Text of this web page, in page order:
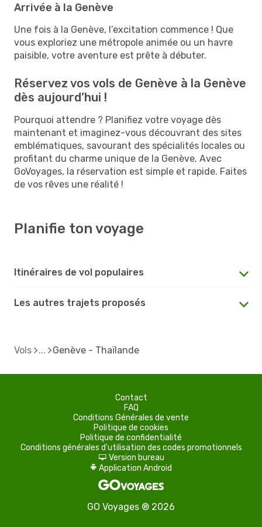
Arrivée à la Genève
Une fois à la Genève, l’excitation commence ! Que
vous exploriez une métropole animée ou un havre
paisible, votre aventure est prête à débuter.
Réservez vos vols de Genève à la Genève
dès aujourd’hui !
Pourquoi attendre ? Planifiez votre voyage dès
maintenant et imaginez-vous découvrant des sites
emblématiques, savourant des spécialités locales ou
profitant du charme unique de la Genève. Avec
GoVoyages, la réservation est simple et rapide. Faites
de vos rêves une réalité !
Planifie ton voyage
Itinéraires de vol populaires
Les autres trajets proposés
Vols Genève - Thaïlande
Contact
FAQ
Conditions Générales de vente
Politique de cookies
Politique de confidentialité
Conditions générales d'utilisation des codes promotionnels
d Version bureau
A Application Android
GO Voyages ® 2026